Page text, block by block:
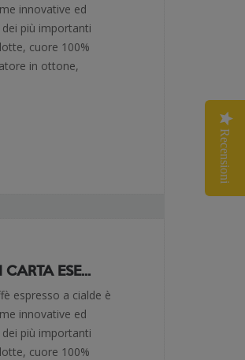
innovative ed
più importanti
cuore 100%
in ottone,
ESE...
espresso a cialde è
innovative ed
più importanti
cuore 100%
Recensioni